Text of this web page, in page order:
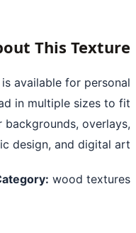
About This
is available for
in multiple sizes
backgrounds,
design, and digital
Category:wood